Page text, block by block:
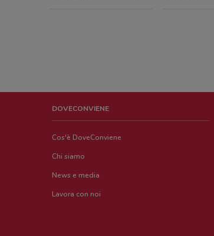
DOVECONVIENE
Cos'è DoveConviene
Chi siamo
News e media
Lavora con noi